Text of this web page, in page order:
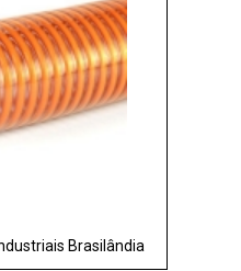
Brasilândia